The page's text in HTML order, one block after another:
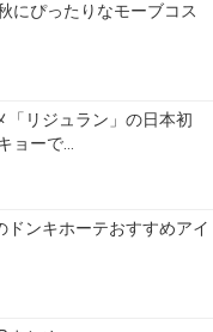
にぴったりなモーブコス
「リジュラン」の日本初
ョーで…
ドンキホーテおすすめアイ